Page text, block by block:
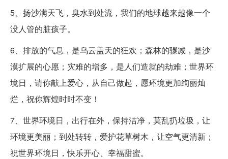
5、扬沙满天飞，臭水到处流，我们的地球越来越像一个
没人管的脏孩子。
6、排放的气息，是乌云盖天的狂欢；森林的骤减，是沙
漠扩展的心愿；灾难的增多，是人们造就的劫难；世界环
境日，请你献上爱心，从自己做起，愿环境更加绚丽灿
烂，祝你辉煌时时不变！
7、世界环境日，出行在外，保持洁净，莫乱扔垃圾，让
环境更美丽；到处转转，爱护花草树木，让空气更清新；
祝世界环境日，快乐开心、幸福甜蜜。